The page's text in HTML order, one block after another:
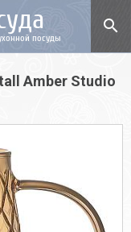
посуды
search
Amber Studio